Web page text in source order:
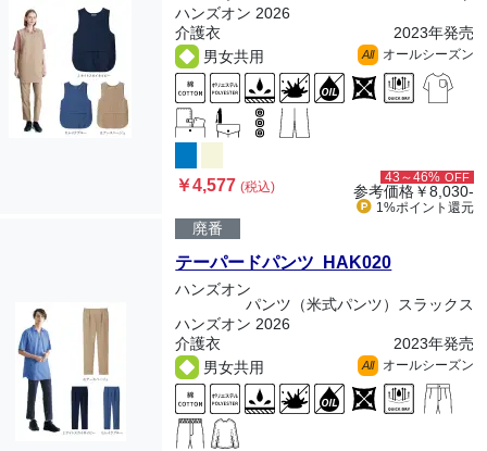
ハンズオン 2026
介護衣
2023年発売
男女共用
All オールシーズン
￥4,577(税込)
43～46% OFF
参考価格￥8,030-
1%ポイント 還元
廃番
テーパードパンツ HAK020
ハンズオン
パンツ（米式パンツ）スラックス
ハンズオン 2026
介護衣
2023年発売
男女共用
All オールシーズン